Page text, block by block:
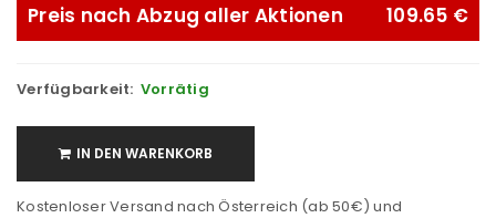
Preis nach Abzug aller Aktionen 109.65 €
Verfügbarkeit: Vorrätig
IN DEN WARENKORB
Kostenloser Versand nach Österreich (ab 50€) und